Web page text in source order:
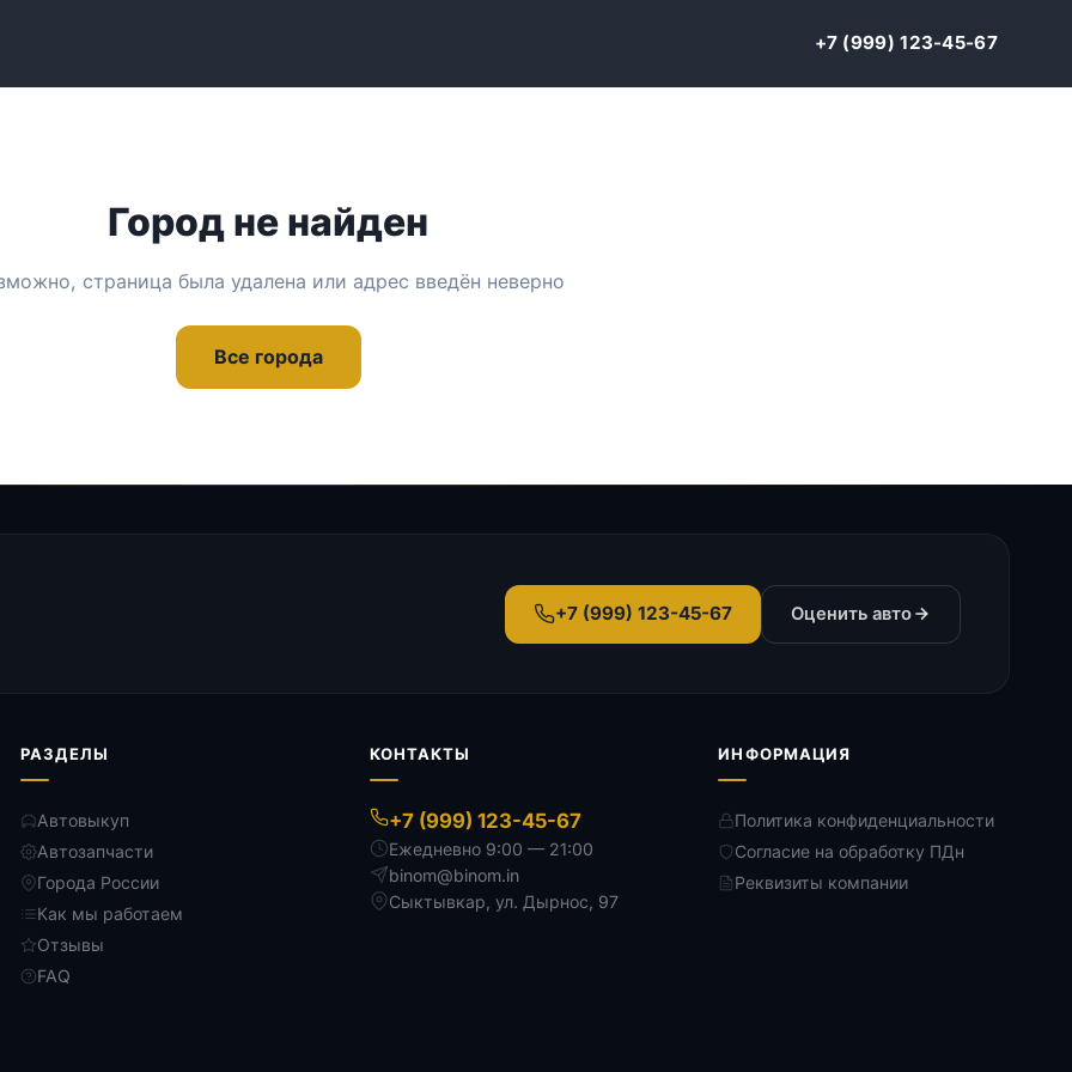
+7 (999) 123-45-67
Город не найден
страница была удалена или адрес введён неверно
Все города
+7 (999) 123-45-67 Оценить авто
РАЗДЕЛЫ
Автовыкуп
Автозапчасти
Города России
Как мы работаем
Отзывы
FAQ
КОНТАКТЫ
+7 (999) 123-45-67
Ежедневно 9:00 — 21:00
binom@binom.in
Сыктывкар, ул. Дырнос, 97
ИНФОРМАЦИЯ
Политика конфиденциальности
Согласие на обработку ПДн
Реквизиты компании